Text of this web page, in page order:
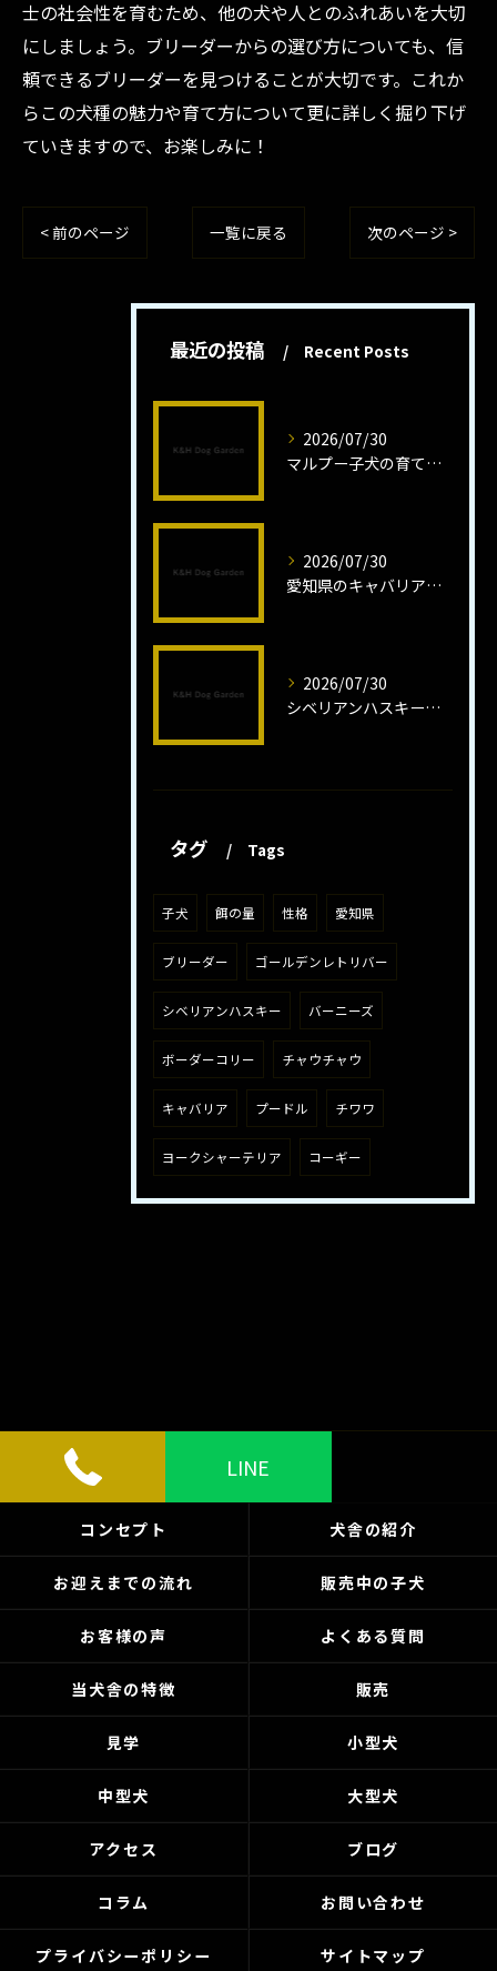
士の社会性を育むため、他の犬や人とのふれあいを大切
にしましょう。ブリーダーからの選び方についても、信
頼できるブリーダーを見つけることが大切です。これか
らこの犬種の魅力や育て方について更に詳しく掘り下げ
ていきますので、お楽しみに！
< 前のページ 一覧に戻る 次のページ >
最近の投稿 Recent Posts
2026/07/30
マルプー子犬の育て方と魅力解説
2026/07/30
愛知県のキャバリア子犬の魅力秘話
2026/07/30
シベリアンハスキー子犬の魅力と飼育法
タグ Tags
子犬 餌の量 性格 愛知県
ブリーダー ゴールデンレトリバー
シベリアンハスキー バーニーズ
ボーダーコリー チャウチャウ
キャバリア プードル チワワ
ヨークシャーテリア コーギー
LINE
コンセプト 犬舎の紹介
お迎えまでの流れ 販売中の子犬
お客様の声 よくある質問
当犬舎の特徴 販売
見学 小型犬
中型犬 大型犬
アクセス ブログ
コラム お問い合わせ
プライバシーポリシー サイトマップ